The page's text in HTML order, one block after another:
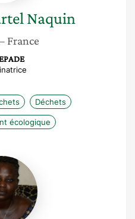
Naquin
France
Déchets
écologique
Sophie
Madeleine
Koi
Aonon